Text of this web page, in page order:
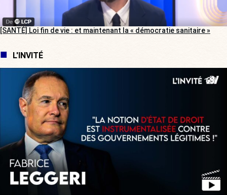
[SANTÉ] Loi fin de vie : et maintenant la « démocratie sanitaire »
L'INVITÉ